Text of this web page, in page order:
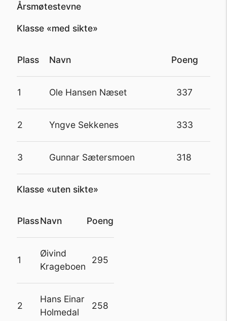
Årsmøtestevne
Klasse «med sikte»
Plass Navn Poeng
1 Ole Hansen Næset 337
2 Yngve Sekkenes 333
3 Gunnar Sætersmoen 318
Klasse «uten sikte»
PlassNavn Poeng
1
Øivind
Krageboen
295
2
Hans Einar
Holmedal
258